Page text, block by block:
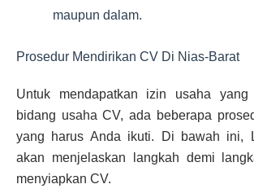
maupun dalam.
Prosedur Mendirikan CV Di Nias-Barat
Untuk mendapatkan izin usaha yang
bidang usaha CV, ada beberapa
yang harus Anda ikuti. Di bawah ini,
akan menjelaskan langkah demi
menyiapkan CV.